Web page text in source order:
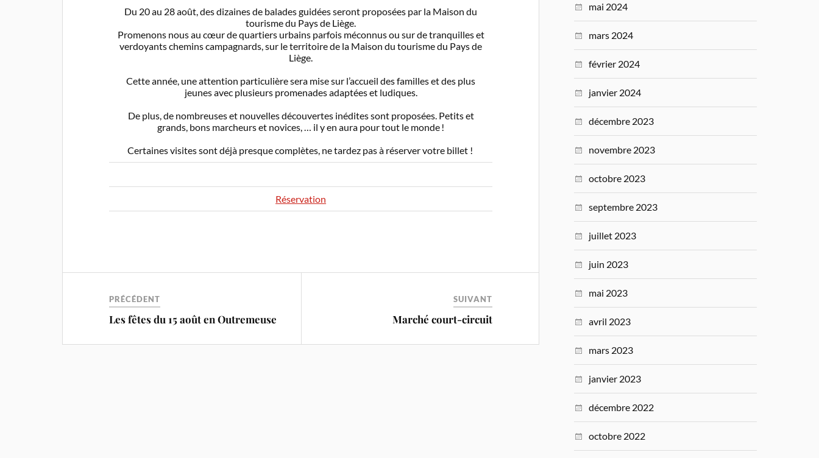
Du 20 au 28 août, des dizaines de balades guidées seront proposées par la Maison du
tourisme du Pays de Liège.
Promenons nous au cœur de quartiers urbains parfois méconnus ou sur de tranquilles et
verdoyants chemins campagnards, sur le territoire de la Maison du tourisme du Pays de
Liège.
Cette année, une attention particulière sera mise sur l’accueil des familles et des plus
jeunes avec plusieurs promenades adaptées et ludiques.
De plus, de nombreuses et nouvelles découvertes inédites sont proposées. Petits et
grands, bons marcheurs et novices, … il y en aura pour tout le monde !
Certaines visites sont déjà presque complètes, ne tardez pas à réserver votre billet !
Réservation
PRÉCÉDENT
Les fêtes du 15 août en Outremeuse
SUIVANT
Marché court-circuit
mai 2024
mars 2024
février 2024
janvier 2024
décembre 2023
novembre 2023
octobre 2023
septembre 2023
juillet 2023
juin 2023
mai 2023
avril 2023
mars 2023
janvier 2023
décembre 2022
octobre 2022